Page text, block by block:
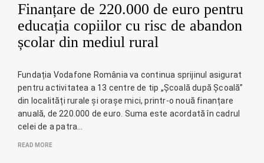
Finanțare de 220.000 de euro pentru
educația copiilor cu risc de abandon
școlar din mediul rural
Fundația Vodafone România va continua sprijinul asigurat
pentru activitatea a 13 centre de tip „Școală după Școală”
din localități rurale și orașe mici, printr-o nouă finanțare
anuală, de 220.000 de euro. Suma este acordată în cadrul
celei de a patra…
READ MORE